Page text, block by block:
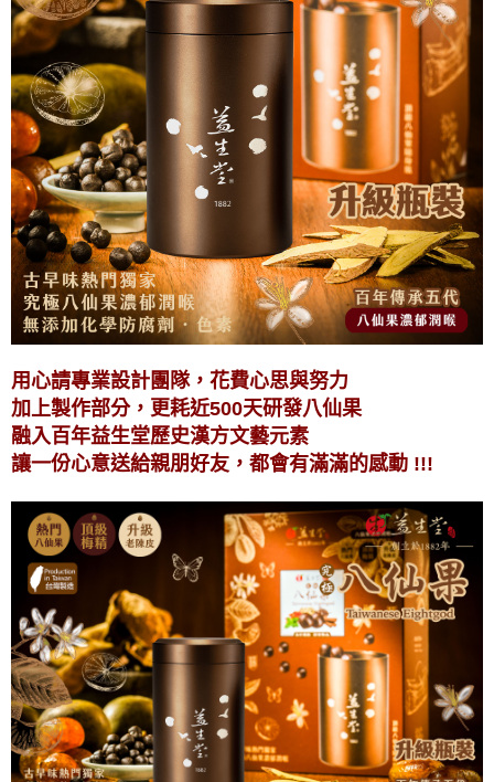
用心請專業設計團隊，花費心思與努力
加上製作部分，更耗近500天研發八仙果
融入百年益生堂歷史漢方文藝元素
讓一份心意送給親朋好友，都會有滿滿的感動 !!!